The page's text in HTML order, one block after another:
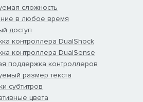
себя, чтобы операция прошла как
верстаки для улучшения
оружия и пистолетов, и
комбинацию прицела, приклада,
деталей. Не забудьте про
выбором будут бронебойные
будет вывести цель из строя, не
сложность
в любое время
доступ
контроллера DualShock
контроллера DualSense
поддержка контроллеров
размер текста
субтитров
цвета